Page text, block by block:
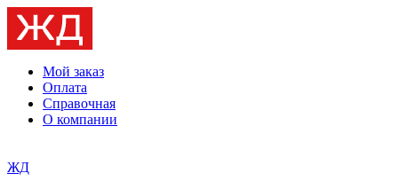
Мой заказ
Оплата
Справочная
О компании
ЖД